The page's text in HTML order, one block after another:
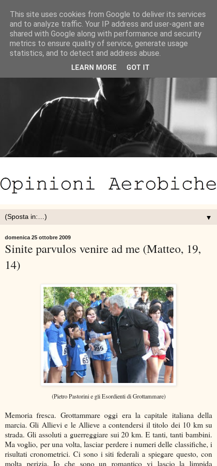
▼
domenica 25 ottobre 2009
Sinite parvulos venire ad me (Matteo, 19,
14)
(Pietro Pastorini e gli Esordienti di Grottammare)
Memoria fresca. Grottammare oggi era la capitale italiana della
marcia. Gli Allievi e le Allieve a contendersi il titolo dei 10 km su
strada. Gli assoluti a guerreggiare sui 20 km. E tanti, tanti bambini.
Ma voglio, per una volta, lasciar perdere i numeri delle classifiche, i
risultati cronometrici. Ci sono i siti federali a spiegare questo, con
molta perizia. Io che sono un romantico vi lascio la limpida
This site uses cookies from Google to deliver its services
and to analyze traffic. Your IP address and user-agent are
shared with Google along with performance and security
metrics to ensure quality of service, generate usage
statistics, and to detect and address abuse.
LEARN MORE GOT IT